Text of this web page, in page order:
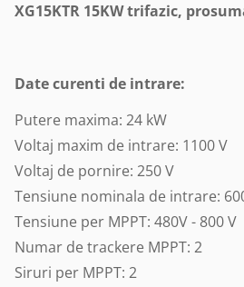
XG15KTR 15KW trifazic,
Date curenti de intrare:
Putere maxima: 24 kW
Voltaj maxim de intrare: 1100 V
Voltaj de pornire: 250 V
Tensiune nominala de intrare:
Tensiune per MPPT: 480V - 800 V
Numar de trackere MPPT: 2
Siruri per MPPT: 2